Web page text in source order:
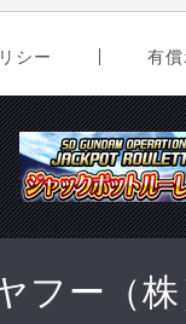
シー 有
フー（